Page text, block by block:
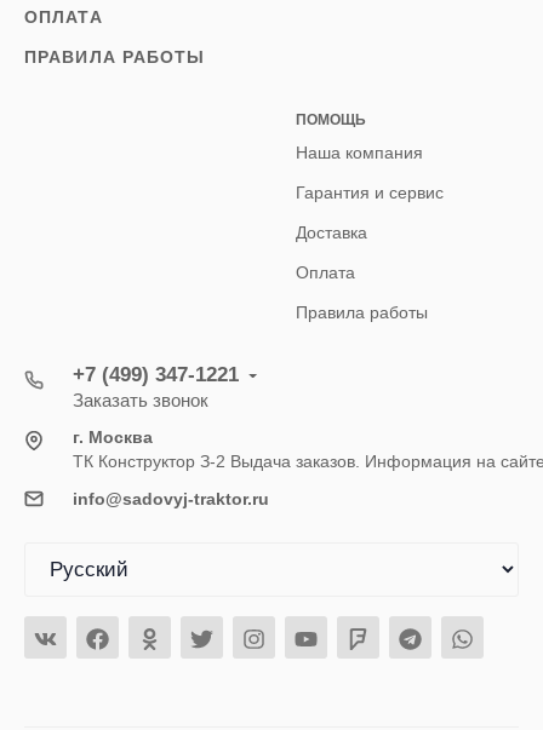
ОПЛАТА
ПРАВИЛА РАБОТЫ
ПОМОЩЬ
Наша компания
Гарантия и сервис
Доставка
Оплата
Правила работы
+7 (499) 347-1221
Заказать звонок
г. Москва
ТК Конструктор З-2 Выдача заказов. Информация на
info@sadovyj-traktor.ru